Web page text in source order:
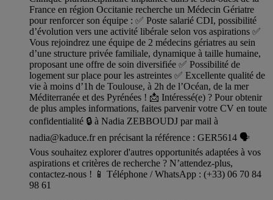
France en région Occitanie recherche un Médecin Gériatre
pour renforcer son équipe : ✅ Poste salarié CDI, possibilité
d’évolution vers une activité libérale selon vos aspirations ✅
Vous rejoindrez une équipe de 2 médecins gériatres au sein
d’une structure privée familiale, dynamique à taille humaine,
proposant une offre de soin diversifiée ✅ Possibilité de
logement sur place pour les astreintes ✅ Excellente qualité de
vie à moins d’1h de Toulouse, à 2h de l’Océan, de la mer
Méditerranée et des Pyrénées ! 📩 Intéressé(e) ? Pour obtenir
de plus amples informations, faites parvenir votre CV en toute
confidentialité 🔒 à Nadia ZEBBOUDJ par mail à
nadia@kaduce.fren précisant la référence : GER5614 🗣️
Vous souhaitez explorer d'autres opportunités adaptées à vos
aspirations et critères de recherche ? N’attendez-plus,
contactez-nous ! 📱 Téléphone / WhatsApp : (+33) 06 70 84
98 61